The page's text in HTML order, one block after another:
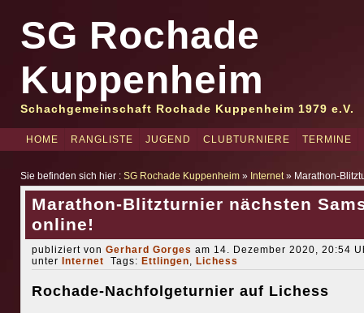
SG Rochade
Kuppenheim
Schachgemeinschaft Rochade Kuppenheim 1979 e.V.
HOME RANGLISTE JUGEND CLUBTURNIERE TERMINE
Sie befinden sich hier : SG Rochade Kuppenheim» Internet» Marathon-
Marathon-Blitzturnier nächsten
online!
publiziert von Gerhard Gorges am 14. Dezember 2020, 20:54
unter
Internet Tags: Ettlingen, Lichess
Rochade-Nachfolgeturnier auf Lichess